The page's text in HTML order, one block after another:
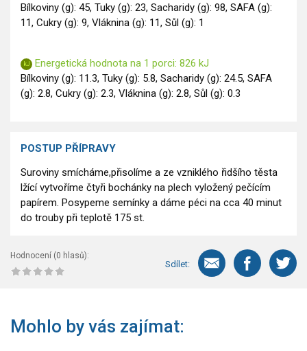
Bílkoviny (g): 45, Tuky (g): 23, Sacharidy (g): 98, SAFA (g):
11, Cukry (g): 9, Vláknina (g): 11, Sůl (g): 1
Energetická hodnota na 1 porci: 826 kJ
Bílkoviny (g): 11.3, Tuky (g): 5.8, Sacharidy (g): 24.5, SAFA
(g): 2.8, Cukry (g): 2.3, Vláknina (g): 2.8, Sůl (g): 0.3
POSTUP PŘÍPRAVY
Suroviny smícháme,přisolíme a ze vzniklého řidšího těsta
lžící vytvoříme čtyři bochánky na plech vyložený pečícím
papírem. Posypeme semínky a dáme péci na cca 40 minut
do trouby při teplotě 175 st.
Hodnocení (0 hlasů):
Sdílet:
Mohlo by vás zajímat: